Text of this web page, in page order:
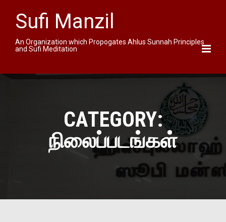
Sufi Manzil
An Organization which Propogates Ahlus Sunnah Principles
and Sufi Meditation
CATEGORY:
நிலைப்படங்கள்